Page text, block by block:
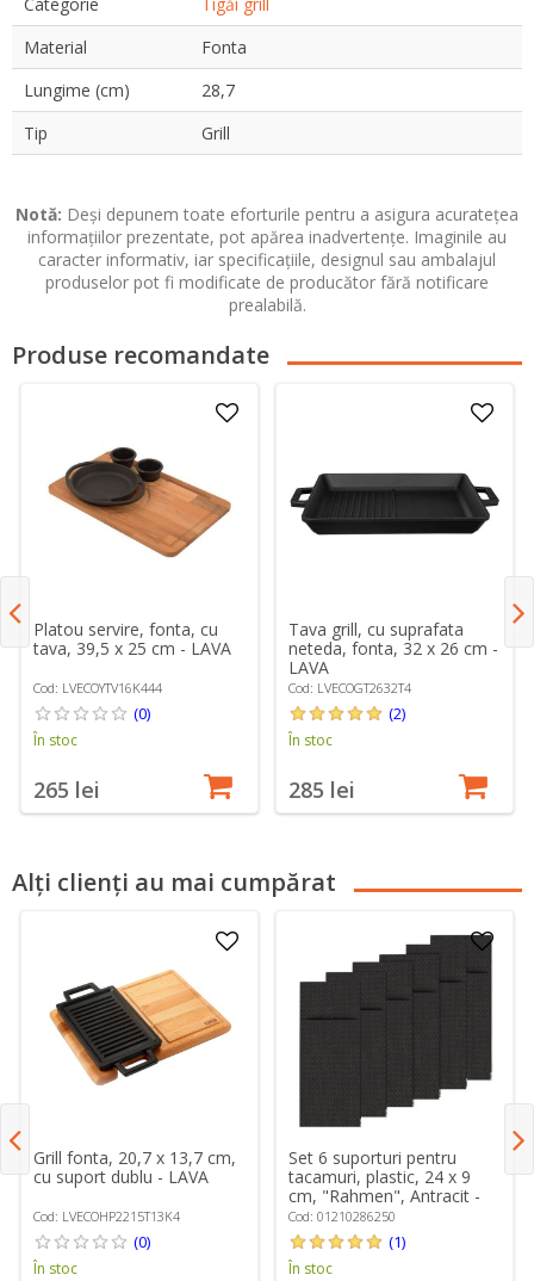
Material
Fonta
Lungime (cm)
28,7
Tip
Grill
Notă: Deși depunem toate eforturile pentru a asigura acuratețea
informațiilor prezentate, pot apărea inadvertențe. Imaginile au
caracter informativ, iar specificațiile, designul sau ambalajul
produselor pot fi modificate de producător fără notificare
prealabilă.
Produse recomandate
Platou servire, fonta, cu
tava, 39,5 x 25 cm - LAVA
Cod: LVECOYTV16K444
(0)
În stoc
265 lei
Tava grill, cu suprafata
neteda, fonta, 32 x 26 cm -
LAVA
Cod: LVECOGT2632T4
(2)
În stoc
285 lei
Alți clienți au mai cumpărat
Grill fonta, 20,7 x 13,7 cm,
cu suport dublu - LAVA
Cod: LVECOHP2215T13K4
(0)
În stoc
Set 6 suporturi pentru
tacamuri, plastic, 24 x 9
cm, "Rahmen", Antracit -
Saleen
Cod: 01210286250
(1)
În stoc